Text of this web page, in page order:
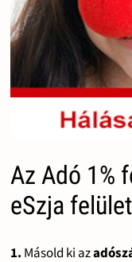
Az Adó 1%
eSzja
1. Másold ki az